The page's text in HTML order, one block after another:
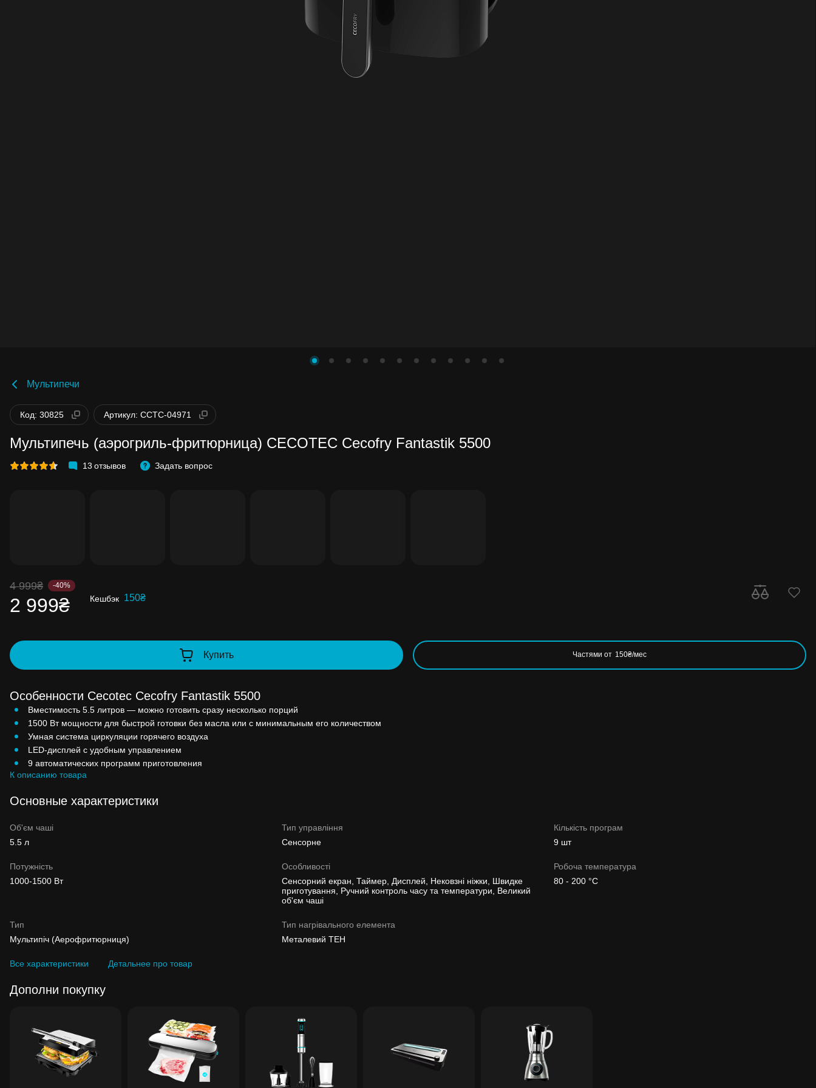
Мультипечи
Код: 30825 Артикул: CCTC-04971
Мультипечь (аэрогриль-фритюрница) CECOTEC Cecofry Fantastik 5500
13 отзывов Задать вопрос
4 999₴ -40%
2 999₴ Кешбэк 150₴
Купить Частями от 150₴/мес
Особенности Cecotec Cecofry Fantastik 5500
Вместимость 5.5 литров — можно готовить сразу несколько порций
1500 Вт мощности для быстрой готовки без масла или с минимальным его количеством
Умная система циркуляции горячего воздуха
LED-дисплей с удобным управлением
9 автоматических программ приготовления
К описанию товара
Основные характеристики
Об'єм чаші
5.5 л
Тип управління
Сенсорне
Кількість програм
9 шт
Потужність
1000-1500 Вт
Особливості
Сенсорний екран, Таймер, Дисплей, Нековзні ніжки, Швидке
приготування, Ручний контроль часу та температури, Великий
об'єм чаші
Робоча температура
80 - 200 °C
Тип
Мультипіч (Аерофритюрниця)
Тип нагрівального елемента
Металевий ТЕН
Все характеристики Детальнее про товар
Дополни покупку